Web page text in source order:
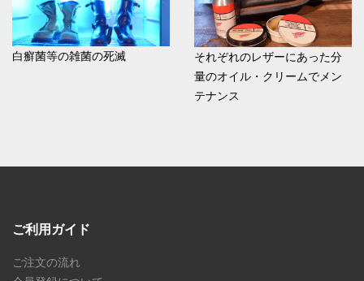
白癬菌等の雑菌の死滅
それぞれのレザーにあった分
量のオイル・クリームでメン
テナンス
ご利用ガイド
ご注文の流れ